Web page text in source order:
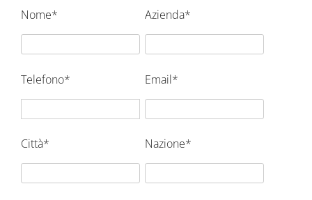
Nome* Azienda*
Telefono* Email*
Città* Nazione*